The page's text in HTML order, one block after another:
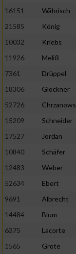
16151
Währisch
21585
König
10032
Kriebs
11926
Meliß
7361
Drüppel
18306
Glöckner
52726
15209
Schneider
17527
Jordan
10840
Schäfer
12483
Weber
52634
Ebert
9691
Albrecht
14484
Blum
6375
Lacorte
1565
Grote